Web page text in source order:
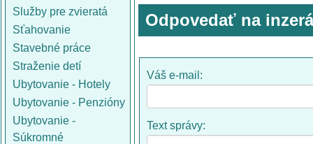
Služby pre zvieratá
Sťahovanie
Stavebné práce
Straženie detí
Ubytovanie - Hotely
Ubytovanie - Penzióny
Ubytovanie -
Súkromné
Odpovedať na
Váš e-mail:
Text správy: